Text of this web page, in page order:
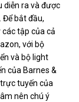
diễn ra và được
Để bắt đầu,
tập của cả
với bộ
và bộ light
của Barnes &
tuyến của
nên chú ý